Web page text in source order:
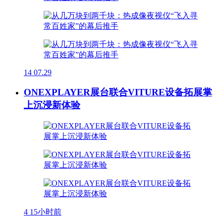
14 07.29
ONEXPLAYER展台联合VITURE设备拓展掌
上沉浸新体验
4 15小时前